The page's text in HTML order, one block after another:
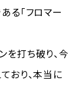
る「フロマー
打ち破り、今
おり、本当に